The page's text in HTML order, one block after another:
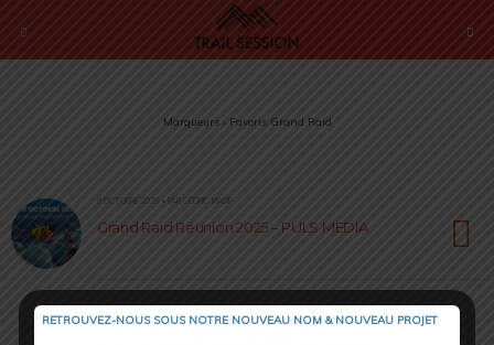
Marqueurs › Favoris Grand Raid
9 OCTOBRE 2025 • PAR CÉDRIC MASIP
Grand Raid Réunion 2025 – PÜLS MEDIA
RETROUVEZ-NOUS SOUS NOTRE NOUVEAU NOM & NOUVEAU PROJET